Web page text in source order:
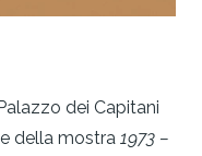
dei Capitani
della mostra 1973 –